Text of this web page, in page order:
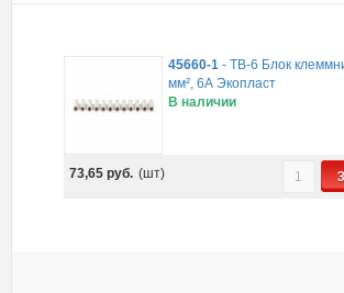
45660-1 -ТВ-6 Блок
мм², 6А Экопласт
В наличии
73,65руб. (шт)